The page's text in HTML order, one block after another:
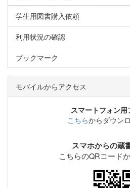
学生用図書購入依頼
利用状況の確認
ブックマーク
モバイルからアクセス
スマートフォン用
こちらからダウン
スマホからの蔵
こちらのQRコード